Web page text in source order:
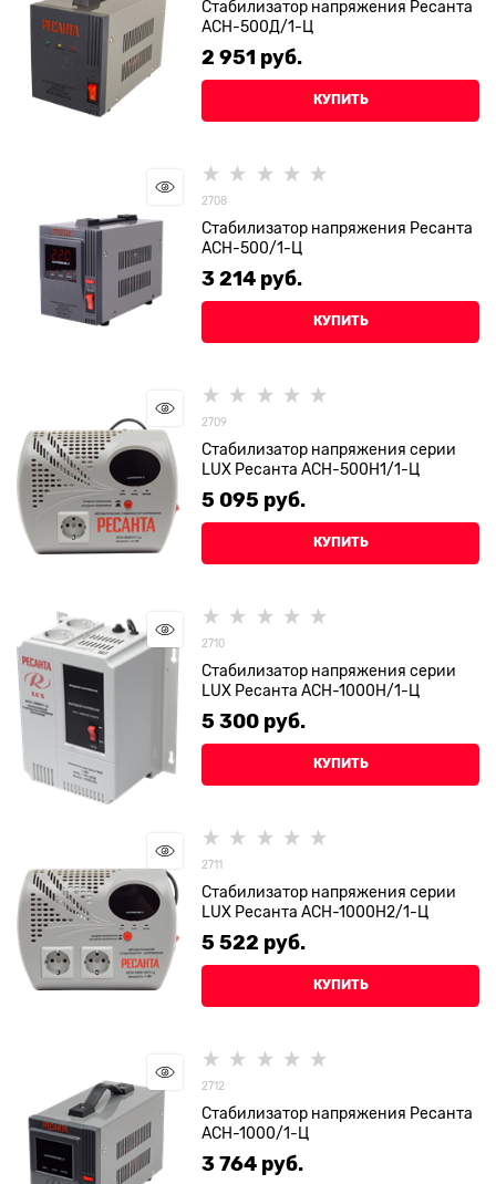
Стабилизатор напряжения Ресанта
АСН-500Д/1-Ц
2 951 руб.
КУПИТЬ
2708
Стабилизатор напряжения Ресанта
АСН-500/1-Ц
3 214 руб.
КУПИТЬ
2709
Стабилизатор напряжения серии
LUX Ресанта АСН-500Н1/1-Ц
5 095 руб.
КУПИТЬ
2710
Стабилизатор напряжения серии
LUX Ресанта АСН-1000Н/1-Ц
5 300 руб.
КУПИТЬ
2711
Стабилизатор напряжения серии
LUX Ресанта АСН-1000Н2/1-Ц
5 522 руб.
КУПИТЬ
2712
Стабилизатор напряжения Ресанта
АСН-1000/1-Ц
3 764 руб.